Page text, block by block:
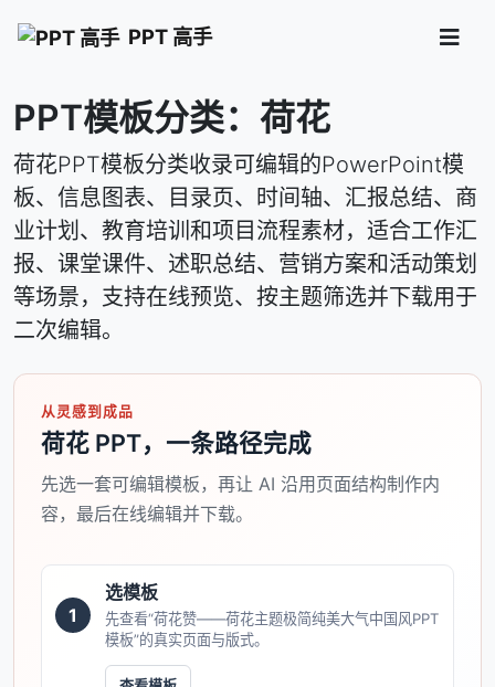
PPT 高手
PPT模板分类：荷花
荷花PPT模板分类收录可编辑的PowerPoint模
板、信息图表、目录页、时间轴、汇报总结、商
业计划、教育培训和项目流程素材，适合工作汇
报、课堂课件、述职总结、营销方案和活动策划
等场景，支持在线预览、按主题筛选并下载用于
二次编辑。
从灵感到成品
荷花 PPT，一条路径完成
先选一套可编辑模板，再让 AI 沿用页面结构制作内
容，最后在线编辑并下载。
1
选模板
先查看“荷花赞――荷花主题极简纯美大气中国风PPT
模板”的真实页面与版式。